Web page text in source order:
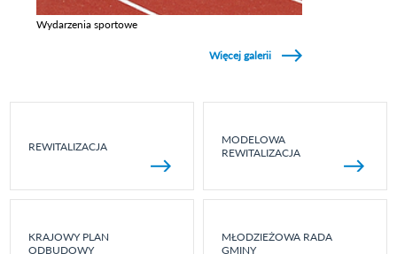
Wydarzenia sportowe
Więcej galerii
REWITALIZACJA
MODELOWA
REWITALIZACJA
KRAJOWY PLAN
ODBUDOWY
MŁODZIEŻOWA RADA
GMINY